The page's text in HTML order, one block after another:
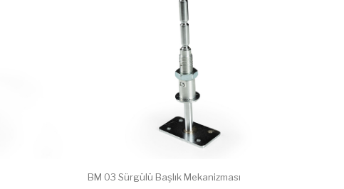
BM 03 Sürgülü Başlık Mekanizması